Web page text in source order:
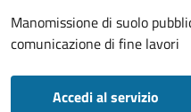
Manomissione di suolo
comunicazione di fine lavori
Accedi al servizio